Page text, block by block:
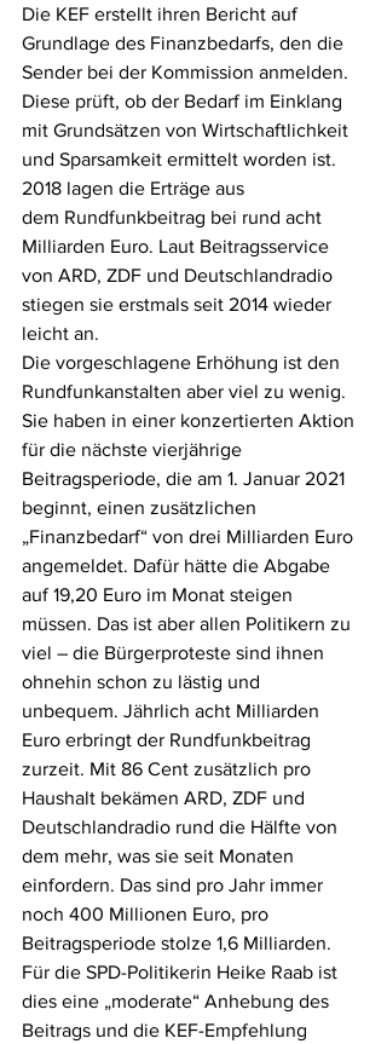
Die KEF erstellt ihren Bericht auf
Grundlage des Finanzbedarfs, den die
Sender bei der Kommission anmelden.
Diese prüft, ob der Bedarf im Einklang
mit Grundsätzen von Wirtschaftlichkeit
und Sparsamkeit ermittelt worden ist.
2018 lagen die Erträge aus
dem Rundfunkbeitrag bei rund acht
Milliarden Euro. Laut Beitragsservice
von ARD, ZDF und Deutschlandradio
stiegen sie erstmals seit 2014 wieder
leicht an.
Die vorgeschlagene Erhöhung ist den
Rundfunkanstalten aber viel zu wenig.
Sie haben in einer konzertierten Aktion
für die nächste vierjährige
Beitragsperiode, die am 1. Januar 2021
beginnt, einen zusätzlichen
„Finanzbedarf“ von drei Milliarden Euro
angemeldet. Dafür hätte die Abgabe
auf 19,20 Euro im Monat steigen
müssen. Das ist aber allen Politikern zu
viel – die Bürgerproteste sind ihnen
ohnehin schon zu lästig und
unbequem. Jährlich acht Milliarden
Euro erbringt der Rundfunkbeitrag
zurzeit. Mit 86 Cent zusätzlich pro
Haushalt bekämen ARD, ZDF und
Deutschlandradio rund die Hälfte von
dem mehr, was sie seit Monaten
einfordern. Das sind pro Jahr immer
noch 400 Millionen Euro, pro
Beitragsperiode stolze 1,6 Milliarden.
Für die SPD-Politikerin Heike Raab ist
dies eine „moderate“ Anhebung des
Beitrags und die KEF-Empfehlung